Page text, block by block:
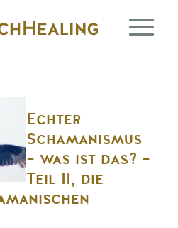
Echter
Schamanismus
– was ist das? –
Teil II, die